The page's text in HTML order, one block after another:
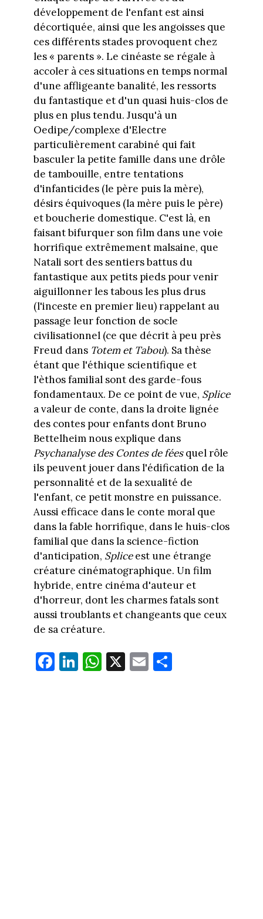
développement de l'enfant est ainsi
décortiquée, ainsi que les angoisses que
ces différents stades provoquent chez
les « parents ». Le cinéaste se régale à
accoler à ces situations en temps normal
d'une affligeante banalité, les ressorts
du fantastique et d'un quasi huis-clos de
plus en plus tendu. Jusqu'à un
Oedipe/complexe d'Electre
particulièrement carabiné qui fait
basculer la petite famille dans une drôle
de tambouille, entre tentations
d'infanticides (le père puis la mère),
désirs équivoques (la mère puis le père)
et boucherie domestique. C'est là, en
faisant bifurquer son film dans une voie
horrifique extrêmement malsaine, que
Natali sort des sentiers battus du
fantastique aux petits pieds pour venir
aiguillonner les tabous les plus drus
(l'inceste en premier lieu) rappelant au
passage leur fonction de socle
civilisationnel (ce que décrit à peu près
Freud dans Totem et Tabou). Sa thèse
étant que l'éthique scientifique et
l'èthos familial sont des garde-fous
fondamentaux. De ce point de vue, Splice
a valeur de conte, dans la droite lignée
des contes pour enfants dont Bruno
Bettelheim nous explique dans
Psychanalyse des Contes de féesquel rôle
ils peuvent jouer dans l'édification de la
personnalité et de la sexualité de
l'enfant, ce petit monstre en puissance.
Aussi efficace dans le conte moral que
dans la fable horrifique, dans le huis-clos
familial que dans la science-fiction
d'anticipation, Spliceest une étrange
créature cinématographique. Un film
hybride, entre cinéma d'auteur et
d'horreur, dont les charmes fatals sont
aussi troublants et changeants que ceux
de sa créature.
Fa
ce
Li
nk
W
ha
X E
m
Pa
rt